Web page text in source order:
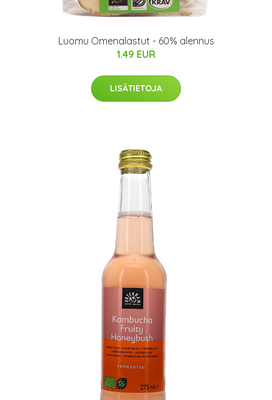
Luomu Omenalastut - 60% alennus
1.49 EUR
LISÄTIETOJA